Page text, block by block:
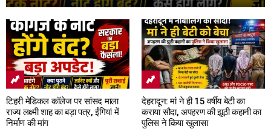
टिहरी मेडिकल कॉलेज पर सांसद माला
राज्य लक्ष्मी शाह का बड़ा पत्र, ईंगियां में
निर्माण की मांग
देहरादून: मां ने ही 15 वर्षीय बेटी का
कराया सौदा, अपहरण की झूठी कहानी का
पुलिस ने किया खुलासा